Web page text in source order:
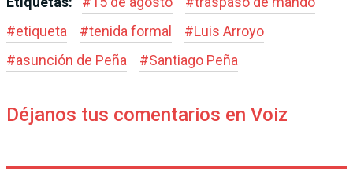
#etiqueta #tenida formal #Luis Arroyo
#asunción de Peña #Santiago Peña
Déjanos tus comentarios en Voiz